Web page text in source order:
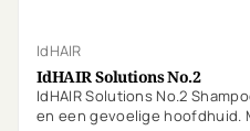
IdHAIR
IdHAIR Solutions No.2
IdHAIR Solutions No.2
en een gevoelige hoofdhuid.